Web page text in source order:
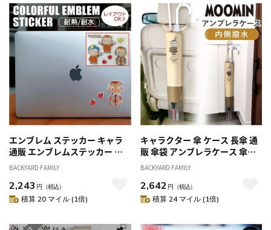
エンブレム ステッカー キャラ
通販 エンブレムステッカー 車
ボディ デコシール シール キャ
ラクター かわいい おしゃれ シ
ルバー メタリック パソコン ス
マホ デコレーション ドレスア
BACKYARD FAMILY
2,243 円 （税込）
積算 20 マイル (1倍)
キャラクター 傘 ケース 長傘 通
販 傘袋 アンブレラケース 傘ホ
ルダー 傘入れ 傘立て 雨傘 カバ
ー 収納 日傘 梅雨 車 アンブレラ
カー用品 カーアクセサリー
BACKYARD FAMILY
2,642 円 （税込）
積算 24 マイル (1倍)